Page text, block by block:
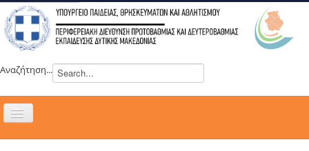
Αναζήτηση...
Εναλλαγή